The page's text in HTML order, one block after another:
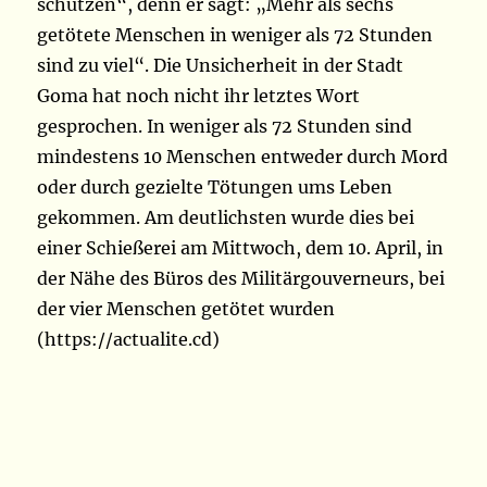
schützen“, denn er sagt: „Mehr als sechs
getötete Menschen in weniger als 72 Stunden
sind zu viel“. Die Unsicherheit in der Stadt
Goma hat noch nicht ihr letztes Wort
gesprochen. In weniger als 72 Stunden sind
mindestens 10 Menschen entweder durch Mord
oder durch gezielte Tötungen ums Leben
gekommen. Am deutlichsten wurde dies bei
einer Schießerei am Mittwoch, dem 10. April, in
der Nähe des Büros des Militärgouverneurs, bei
der vier Menschen getötet wurden
(https://actualite.cd)